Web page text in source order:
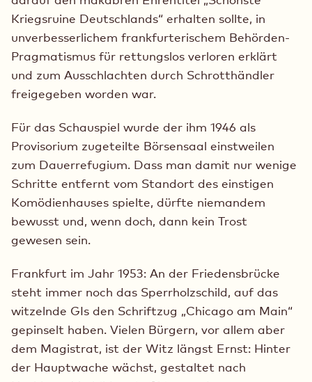
Kriegsruine Deutschlands“ erhalten sollte, in
unverbesserlichem frankfurterischem Behörden-
Pragmatismus für rettungslos verloren erklärt
und zum Ausschlachten durch Schrotthändler
freigegeben worden war.
Für das Schauspiel wurde der ihm 1946 als
Provisorium zugeteilte Börsensaal einstweilen
zum Dauerrefugium. Dass man damit nur wenige
Schritte entfernt vom Standort des einstigen
Komödienhauses spielte, dürfte niemandem
bewusst und, wenn doch, dann kein Trost
gewesen sein.
Frankfurt im Jahr 1953: An der Friedensbrücke
steht immer noch das Sperrholzschild, auf das
witzelnde GIs den Schriftzug „Chicago am Main“
gepinselt haben. Vielen Bürgern, vor allem aber
dem Magistrat, ist der Witz längst Ernst: Hinter
der Hauptwache wächst, gestaltet nach